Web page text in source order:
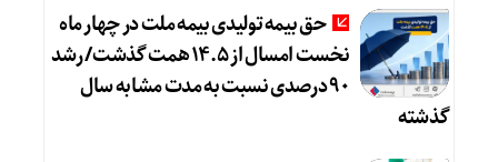
حق بیمه تولیدی بیمه ملت در چهار ماه
نخست امسال از ۱۴.۵ همت گذشت/ رشد
۹۰ درصدی نسبت به مدت مشابه سال
گذشته